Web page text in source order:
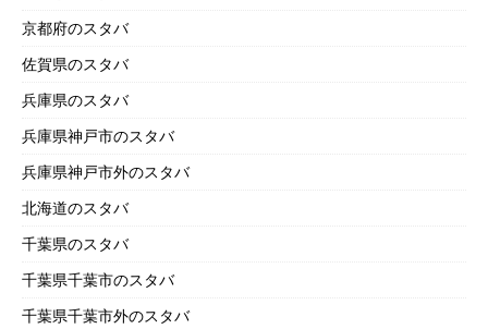
京都府のスタバ
佐賀県のスタバ
兵庫県のスタバ
兵庫県神戸市のスタバ
兵庫県神戸市外のスタバ
北海道のスタバ
千葉県のスタバ
千葉県千葉市のスタバ
千葉県千葉市外のスタバ